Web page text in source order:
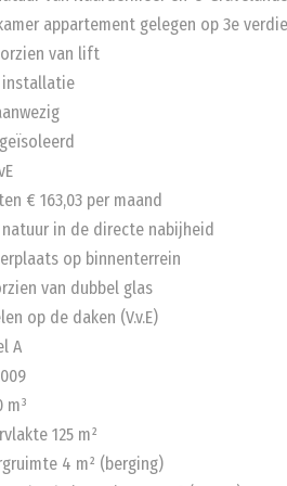
appartement gelegen op 3e
van lift
installatie
€ 163,03 per maand
natuur in de directe nabijheid
op binnenterrein
van dubbel glas
op de daken (V.v.E)
A
m³
125 m²
4 m² (berging)